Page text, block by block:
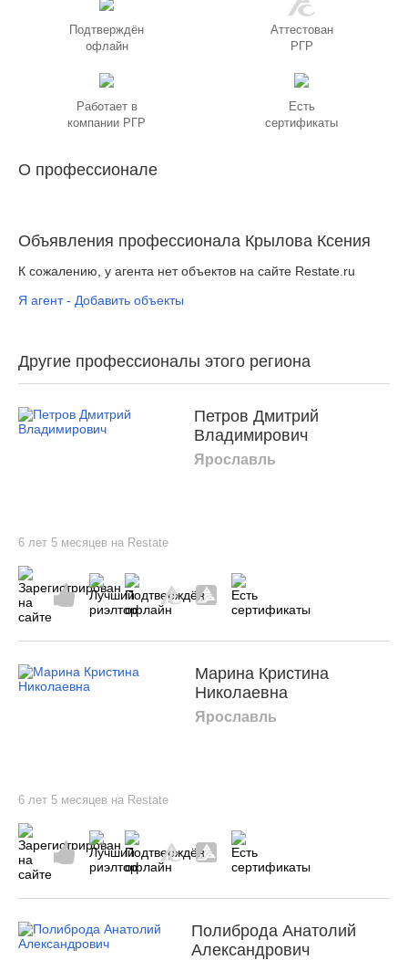
Подтверждён
офлайн
Аттестован
РГР
Работает в
компании РГР
Есть
сертификаты
О профессионале
Объявления профессионала Крылова Ксения
К сожалению, у агента нет объектов на сайте Restate.ru
Я агент - Добавить объекты
Другие профессионалы этого региона
Петров Дмитрий
Владимирович
Ярославль
6 лет 5 месяцев на Restate
Марина Кристина
Николаевна
Ярославль
6 лет 5 месяцев на Restate
Полиброда Анатолий
Александрович